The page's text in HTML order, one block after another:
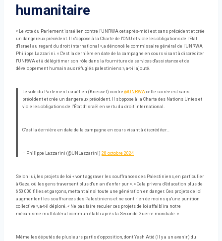
humanitaire
« Le vote du Parlement israélien contre l'UNRWA cet après-midi est sans précédent et crée
un dangereux précédent. Il s'oppose à la Charte de l'ONU et viole les obligations de l'Etat
d'Israël au regard du droit international », a dénoncé le commissaire général de l'UNRWA,
Philippe Lazzarini. « C'est la dernière en date de la campagne en cours visant à discréditer
l'UNRWA et à délégitimer son rôle dans la fourniture de services d'assistance et de
développement humain aux réfugiés palestiniens », a-t-il ajouté.
Le vote du Parlement israélien (Knesset) contre @UNRWA cette soirée est sans
précédent et crée un dangereux précédent. Il s’oppose à la Charte des Nations Unies et
viole les obligations de l’État d’Israël en vertu du droit international.
C’est la dernière en date de la campagne en cours visant à discréditer…
– Philippe Lazzarini (@UNLazzarini) 28 octobre 2024
Selon lui, les projets de loi « vont aggraver les souffrances des Palestiniens, en particulier
à Gaza, où les gens traversent plus d'un an d'enfer pur ». « Cela privera d'éducation plus de
650 000 filles et garçons, mettant ainsi toute une génération en danger. Ces projets de loi
augmentent les souffrances des Palestiniens et ne sont rien de moins qu'une punition
collective », a-t-il déploré. « Ne pas faire reculer ces projets de loi affaiblira notre
mécanisme multilatéral commun établi après la Seconde Guerre mondiale. »
Même les députés de plusieurs partis d'opposition, dont Yesh Atid (Il y a un avenir) du